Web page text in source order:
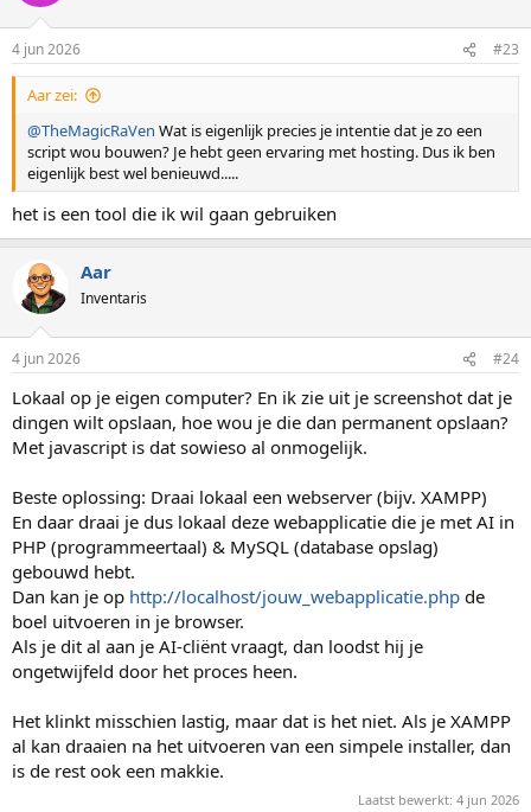
4 jun 2026 #23
Aar zei:
@TheMagicRaVen Wat is eigenlijk precies je intentie dat je zo een
script wou bouwen? Je hebt geen ervaring met hosting. Dus ik ben
eigenlijk best wel benieuwd.....
het is een tool die ik wil gaan gebruiken
Aar
Inventaris
4 jun 2026 #24
Lokaal op je eigen computer? En ik zie uit je screenshot dat je
dingen wilt opslaan, hoe wou je die dan permanent opslaan?
Met javascript is dat sowieso al onmogelijk.
Beste oplossing: Draai lokaal een webserver (bijv. XAMPP)
En daar draai je dus lokaal deze webapplicatie die je met AI in
PHP (programmeertaal) & MySQL (database opslag)
gebouwd hebt.
Dan kan je op http://localhost/jouw_webapplicatie.php de
boel uitvoeren in je browser.
Als je dit al aan je AI-cliënt vraagt, dan loodst hij je
ongetwijfeld door het proces heen.
Het klinkt misschien lastig, maar dat is het niet. Als je XAMPP
al kan draaien na het uitvoeren van een simpele installer, dan
is de rest ook een makkie.
Laatst bewerkt: 4 jun 2026